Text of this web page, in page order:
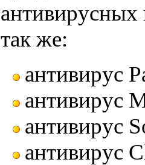
антивирусных
так же:
антивирус
антивирус
антивирус
антивирус